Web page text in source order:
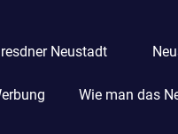
Neustadt
Wie man das